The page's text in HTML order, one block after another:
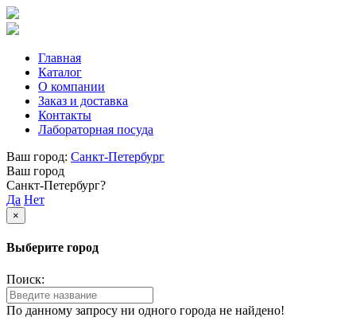
Главная
Каталог
О компании
Заказ и доставка
Контакты
Лабораторная посуда
Ваш город: Санкт-Петербург
Ваш город
Санкт-Петербург?
Да Нет
×
Выберите город
Поиск:
По данному запросу ни одного города не найдено!